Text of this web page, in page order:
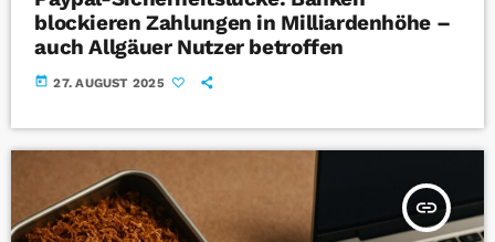
blockieren Zahlungen in Milliardenhöhe –
auch Allgäuer Nutzer betroffen
today 27. AUGUST 2025
insert_link